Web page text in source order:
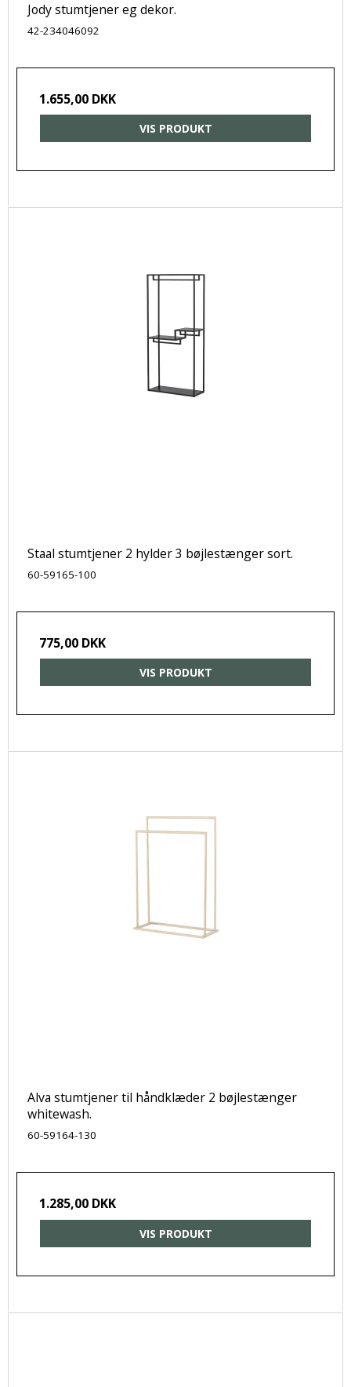
Jody stumtjener eg dekor.
42-234046092
1.655,00 DKK
VIS PRODUKT
Staal stumtjener 2 hylder 3 bøjlestænger sort.
60-59165-100
775,00 DKK
VIS PRODUKT
Alva stumtjener til håndklæder 2 bøjlestænger
whitewash.
60-59164-130
1.285,00 DKK
VIS PRODUKT